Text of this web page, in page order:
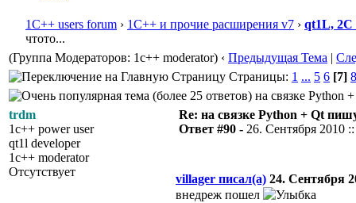
1С++ users forum › 1С++ и прочие расширения v7 › qt1L, 2C
чтото...
(Группа Модераторов: 1c++ moderator) ‹ Предыдущая Тема |
Страницы: 1 ... 5 6 [7] 8
на связке Python
trdm
1c++ power user
qt1l developer
1c++ moderator
Отсутствует
Re: на связке Python + Qt
Ответ #90 - 26. Сентября 2010
villager писал(а) 24. Сентября
внедреж пошел